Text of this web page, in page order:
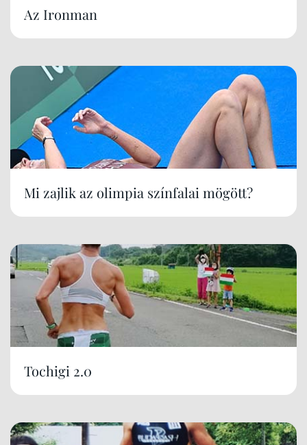
Az Ironman
Mi zajlik az olimpia színfalai mögött?
Tochigi 2.0